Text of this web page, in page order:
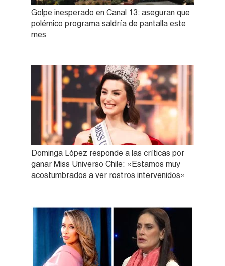
Golpe inesperado en Canal 13: aseguran que
polémico programa saldría de pantalla este
mes
Dominga López responde a las críticas por
ganar Miss Universo Chile: «Estamos muy
acostumbrados a ver rostros intervenidos»